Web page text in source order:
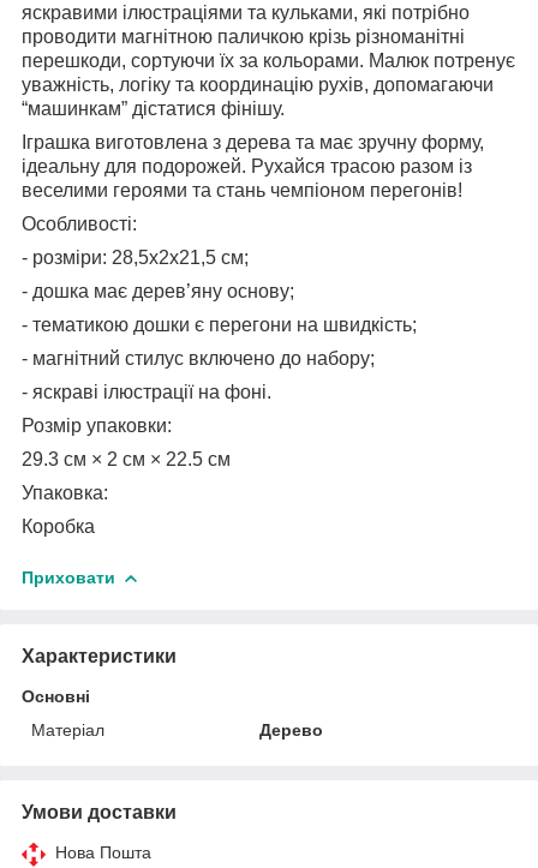
яскравими ілюстраціями та кульками, які потрібно
проводити магнітною паличкою крізь різноманітні
перешкоди, сортуючи їх за кольорами. Малюк потренує
уважність, логіку та координацію рухів, допомагаючи
“машинкам” дістатися фінішу.
Іграшка виготовлена з дерева та має зручну форму,
ідеальну для подорожей. Рухайся трасою разом із
веселими героями та стань чемпіоном перегонів!
Особливості:
- розміри: 28,5х2х21,5 см;
- дошка має дерев’яну основу;
- тематикою дошки є перегони на швидкість;
- магнітний стилус включено до набору;
- яскраві ілюстрації на фоні.
Розмір упаковки:
29.3 см × 2 см × 22.5 см
Упаковка:
Коробка
Приховати
Характеристики
Основні
Матеріал
Дерево
Умови доставки
Нова Пошта